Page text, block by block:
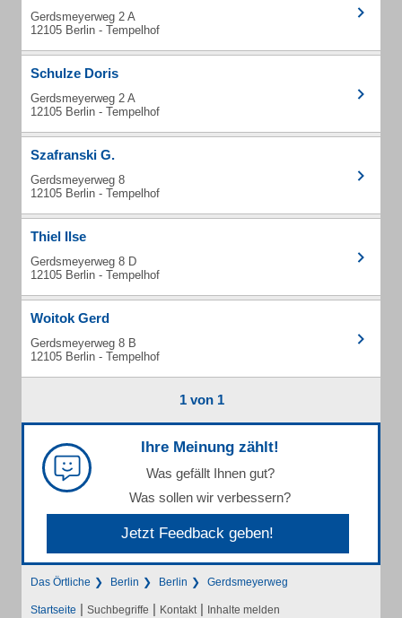
Gerdsmeyerweg 2 A
12105 Berlin - Tempelhof
Schulze Doris
Gerdsmeyerweg 2 A
12105 Berlin - Tempelhof
Szafranski G.
Gerdsmeyerweg 8
12105 Berlin - Tempelhof
Thiel Ilse
Gerdsmeyerweg 8 D
12105 Berlin - Tempelhof
Woitok Gerd
Gerdsmeyerweg 8 B
12105 Berlin - Tempelhof
1 von 1
Ihre Meinung zählt!
Was gefällt Ihnen gut?
Was sollen wir verbessern?
Jetzt Feedback geben!
Das Örtliche Berlin Berlin Gerdsmeyerweg
Startseite | Suchbegriffe | Kontakt | Inhalte melden